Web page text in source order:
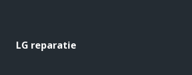
LG reparatie